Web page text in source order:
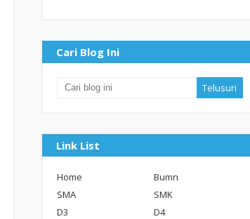
Cari Blog Ini
Link List
Home
Bumn
SMA
SMK
D3
D4